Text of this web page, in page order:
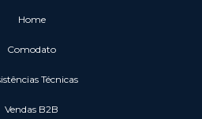
Home
Comodato
Técnicas
vendas B2B